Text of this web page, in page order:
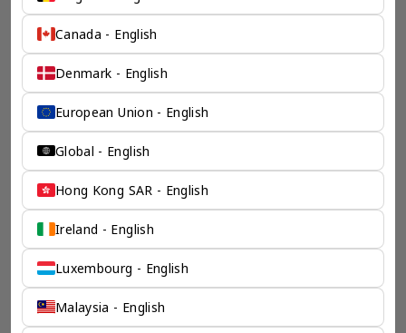
保驾护航
奕资环球是您值得信赖的海外合作伙伴。我们是香港伦敦奕资
咨询有限公司的零售咨询部门，这是一家总部位于香港的全球
咨询机构，接触世界50个市场，约占全球GDP的72%。
凭借其战略优势，我们可以将客户与全球市场的机遇联系起
来，并为21个行业的客户提供服务。
Canada - English
Denmark - English
European Union - English
Global - English
Hong Kong SAR - English
Ireland - English
Luxembourg - English
Malaysia - English